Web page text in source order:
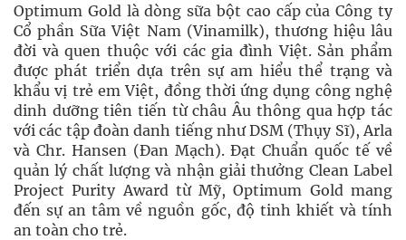
Optimum Gold là dòng sữa bột cao cấp của Công ty
Cổ phần Sữa Việt Nam (Vinamilk), thương hiệu lâu
đời và quen thuộc với các gia đình Việt. Sản phẩm
được phát triển dựa trên sự am hiểu thể trạng và
khẩu vị trẻ em Việt, đồng thời ứng dụng công nghệ
dinh dưỡng tiên tiến từ châu Âu thông qua hợp tác
với các tập đoàn danh tiếng như DSM (Thụy Sĩ), Arla
và Chr. Hansen (Đan Mạch). Đạt Chuẩn quốc tế về
quản lý chất lượng và nhận giải thưởng Clean Label
Project Purity Award từ Mỹ, Optimum Gold mang
đến sự an tâm về nguồn gốc, độ tinh khiết và tính
an toàn cho trẻ.